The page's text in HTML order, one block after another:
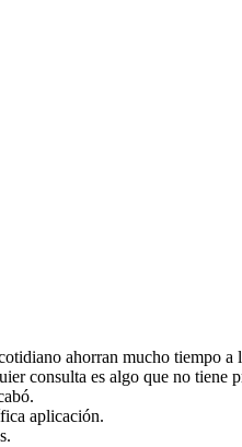
ahorran mucho tiempo a
consulta es algo que no tiene
aplicación.